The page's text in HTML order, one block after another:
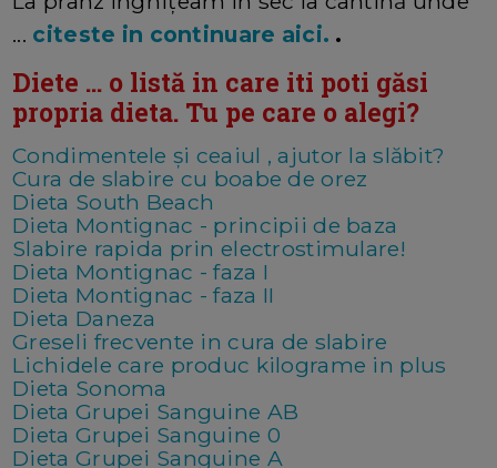
... citeste in continuare aici. .
Diete ... o listă in care iti poti găsi
propria dieta. Tu pe care o alegi?
Condimentele şi ceaiul , ajutor la slăbit?
Cura de slabire cu boabe de orez
Dieta South Beach
Dieta Montignac - principii de baza
Slabire rapida prin electrostimulare!
Dieta Montignac - faza I
Dieta Montignac - faza II
Dieta Daneza
Greseli frecvente in cura de slabire
Lichidele care produc kilograme in plus
Dieta Sonoma
Dieta Grupei Sanguine AB
Dieta Grupei Sanguine 0
Dieta Grupei Sanguine A